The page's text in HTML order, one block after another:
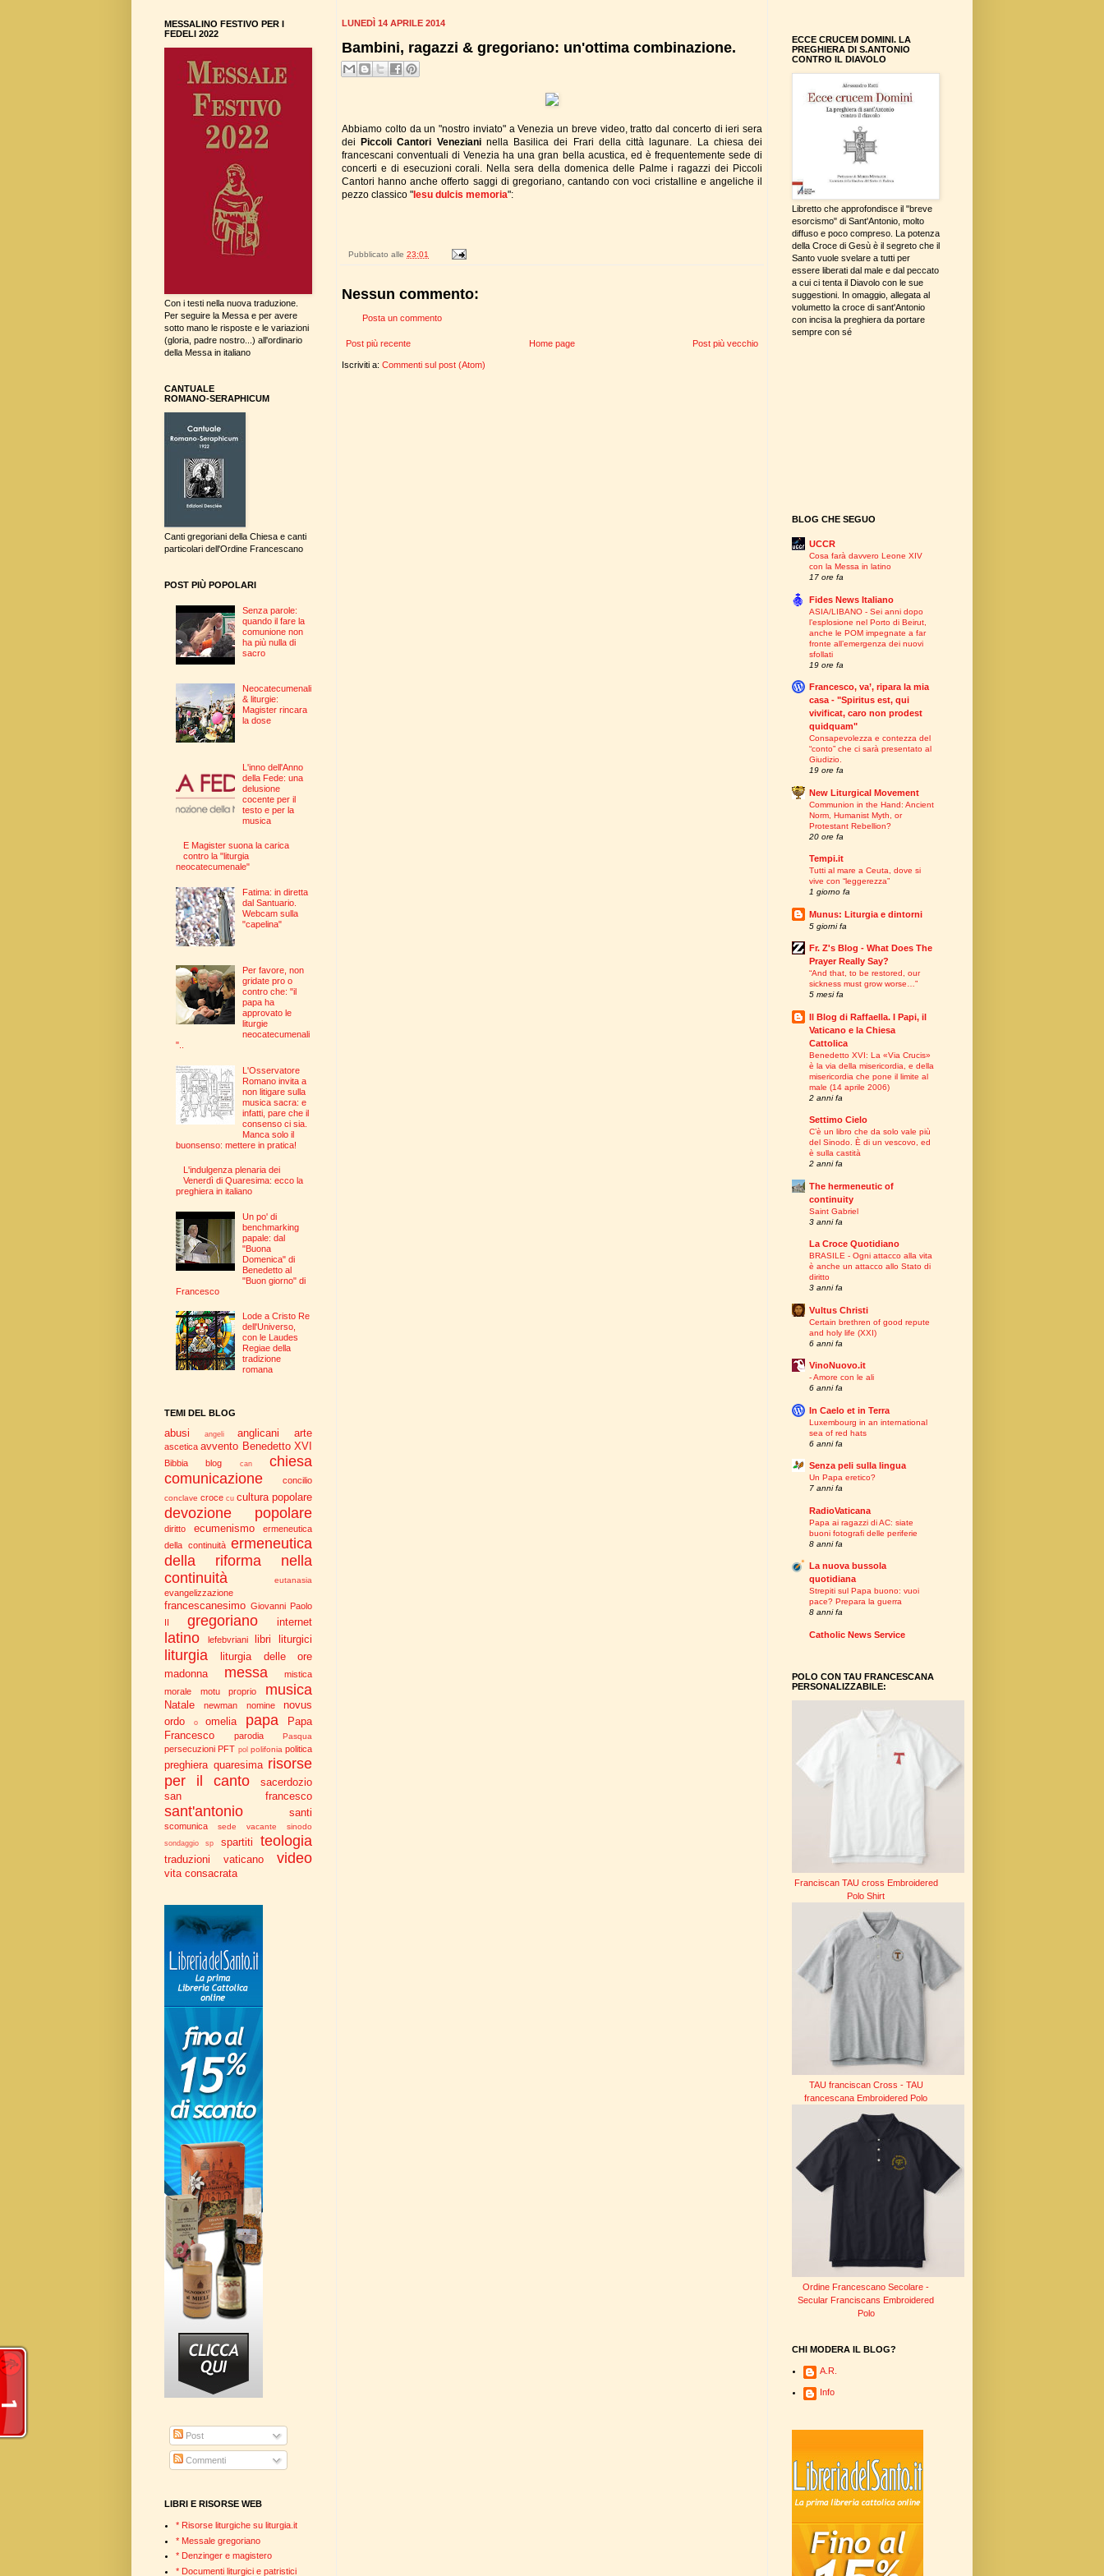
LUNEDÌ 14 APRILE 2014
Bambini, ragazzi & gregoriano: un'ottima combinazione.
Abbiamo colto da un "nostro inviato" a Venezia un breve video, tratto dal concerto di ieri sera
deiPiccoli Cantori Veneziani nella Basilica dei Frari della città lagunare. La chiesa dei
francescani conventuali di Venezia ha una gran bella acustica, ed è frequentemente sede di
concerti e di esecuzioni corali. Nella sera della domenica delle Palme i ragazzi dei Piccoli
Cantori hanno anche offerto saggi di gregoriano, cantando con voci cristalline e angeliche il
pezzo classico "Iesu dulcis memoria":
Pubblicato alle 23:01
Nessun commento:
Posta un commento
Post più recente Post più vecchio
Home page
Iscriviti a: Commenti sul post (Atom)
MESSALINO FESTIVO PER I
FEDELI 2022
Con i testi nella nuova traduzione.
Per seguire la Messa e per avere
sotto mano le risposte e le variazioni
(gloria, padre nostro...) all'ordinario
della Messa in italiano
CANTUALE
ROMANO-SERAPHICUM
Canti gregoriani della Chiesa e canti
particolari dell'Ordine Francescano
POST PIÙ POPOLARI
Senza parole:
quando il fare la
comunione non
ha più nulla di
sacro
Neocatecumenali
& liturgie:
Magister rincara
la dose
L'inno dell'Anno
della Fede: una
delusione
cocente per il
testo e per la
musica
E Magister suona la carica
contro la "liturgia
neocatecumenale"
Fatima: in diretta
dal Santuario.
Webcam sulla
"capelina"
Per favore, non
gridate pro o
contro che: "il
papa ha
approvato le
liturgie
neocatecumenali
"..
L'Osservatore
Romano invita a
non litigare sulla
musica sacra: e
infatti, pare che il
consenso ci sia.
Manca solo il
buonsenso: mettere in pratica!
L'indulgenza plenaria dei
Venerdì di Quaresima: ecco la
preghiera in italiano
Un po' di
benchmarking
papale: dal
"Buona
Domenica" di
Benedetto al
"Buon giorno" di
Francesco
Lode a Cristo Re
dell'Universo,
con le Laudes
Regiae della
tradizione
romana
TEMI DEL BLOG
abusi angeli anglicani arte
ascetica avvento Benedetto XVI
Bibbia blog can
chiesa
comunicazione
concilio
conclave croce cu cultura popolare
devozione popolare
diritto ecumenismo
ermeneutica
della continuità ermeneutica
della riforma nella
continuità
eutanasia
evangelizzazione
francescanesimo Giovanni Paolo
gregoriano internet
latino lefebvriani libri liturgici
liturgia
liturgia delle ore
madonna
messa
mistica
morale
motu proprio musica
Natale newman nomine
novus
ordo
o omelia papa
Papa
Francesco
parodia Pasqua
persecuzioni PFT pol polifonia politica
preghiera quaresima risorse
per il canto
sacerdozio
san francesco
sant'antonio santi
scomunica sede vacante sinodo
sondaggio sp spartiti teologia
traduzioni vaticano video
vita consacrata
Post
Commenti
LIBRI E RISORSE WEB
* Risorse liturgiche su liturgia.it
* Messale gregoriano
* Denzinger e magistero
* Documenti liturgici e patristici
ECCE CRUCEM DOMINI. LA
PREGHIERA DI S.ANTONIO
CONTRO IL DIAVOLO
Libretto che approfondisce il "breve
esorcismo" di Sant'Antonio, molto
diffuso e poco compreso. La potenza
della Croce di Gesù è il segreto che il
Santo vuole svelare a tutti per
essere liberati dal male e dal peccato
a cui ci tenta il Diavolo con le sue
suggestioni. In omaggio, allegata al
volumetto la croce di sant'Antonio
con incisa la preghiera da portare
sempre con sé
BLOG CHE SEGUO
UCCR
Cosa farà davvero Leone XIV
con la Messa in latino
17 ore fa
Fides News Italiano
ASIA/LIBANO - Sei anni dopo
l’esplosione nel Porto di Beirut,
anche le POM impegnate a far
fronte all’emergenza dei nuovi
sfollati
19 ore fa
Francesco, va’, ripara la mia
casa - "Spiritus est, qui
vivificat, caro non prodest
quidquam"
Consapevolezza e contezza del
“conto” che ci sarà presentato al
Giudizio.
19 ore fa
New Liturgical Movement
Communion in the Hand: Ancient
Norm, Humanist Myth, or
Protestant Rebellion?
20 ore fa
Tempi.it
Tutti al mare a Ceuta, dove si
vive con “leggerezza”
1 giorno fa
Munus: Liturgia e dintorni
5 giorni fa
Fr. Z's Blog - What Does The
Prayer Really Say?
“And that, to be restored, our
sickness must grow worse…”
5 mesi fa
Il Blog di Raffaella. I Papi, il
Vaticano e la Chiesa
Cattolica
Benedetto XVI: La «Via Crucis»
è la via della misericordia, e della
misericordia che pone il limite al
male (14 aprile 2006)
2 anni fa
Settimo Cielo
C’è un libro che da solo vale più
del Sinodo. È di un vescovo, ed
è sulla castità
2 anni fa
The hermeneutic of
continuity
Saint Gabriel
3 anni fa
La Croce Quotidiano
BRASILE - Ogni attacco alla vita
è anche un attacco allo Stato di
diritto
3 anni fa
Vultus Christi
Certain brethren of good repute
and holy life (XXI)
6 anni fa
VinoNuovo.it
- Amore con le ali
6 anni fa
In Caelo et in Terra
Luxembourg in an international
sea of red hats
6 anni fa
Senza peli sulla lingua
Un Papa eretico?
7 anni fa
RadioVaticana
Papa ai ragazzi di AC: siate
buoni fotografi delle periferie
8 anni fa
La nuova bussola
quotidiana
Strepiti sul Papa buono: vuoi
pace? Prepara la guerra
8 anni fa
Catholic News Service
POLO CON TAU FRANCESCANA
PERSONALIZZABILE:
Franciscan TAU cross Embroidered
Polo Shirt
TAU franciscan Cross - TAU
francescana Embroidered Polo
Ordine Francescano Secolare -
Secular Franciscans Embroidered
Polo
CHI MODERA IL BLOG?
A.R.
Info